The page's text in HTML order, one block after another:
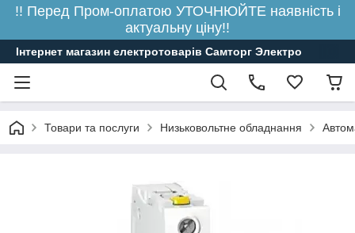
!! Перед Пром-оплатою УТОЧНЮЙТЕ наявність і
актуальну ціну!!
Інтернет магазин електротоварів Самторг Электро
Товари та послуги Низьковольтне обладнання